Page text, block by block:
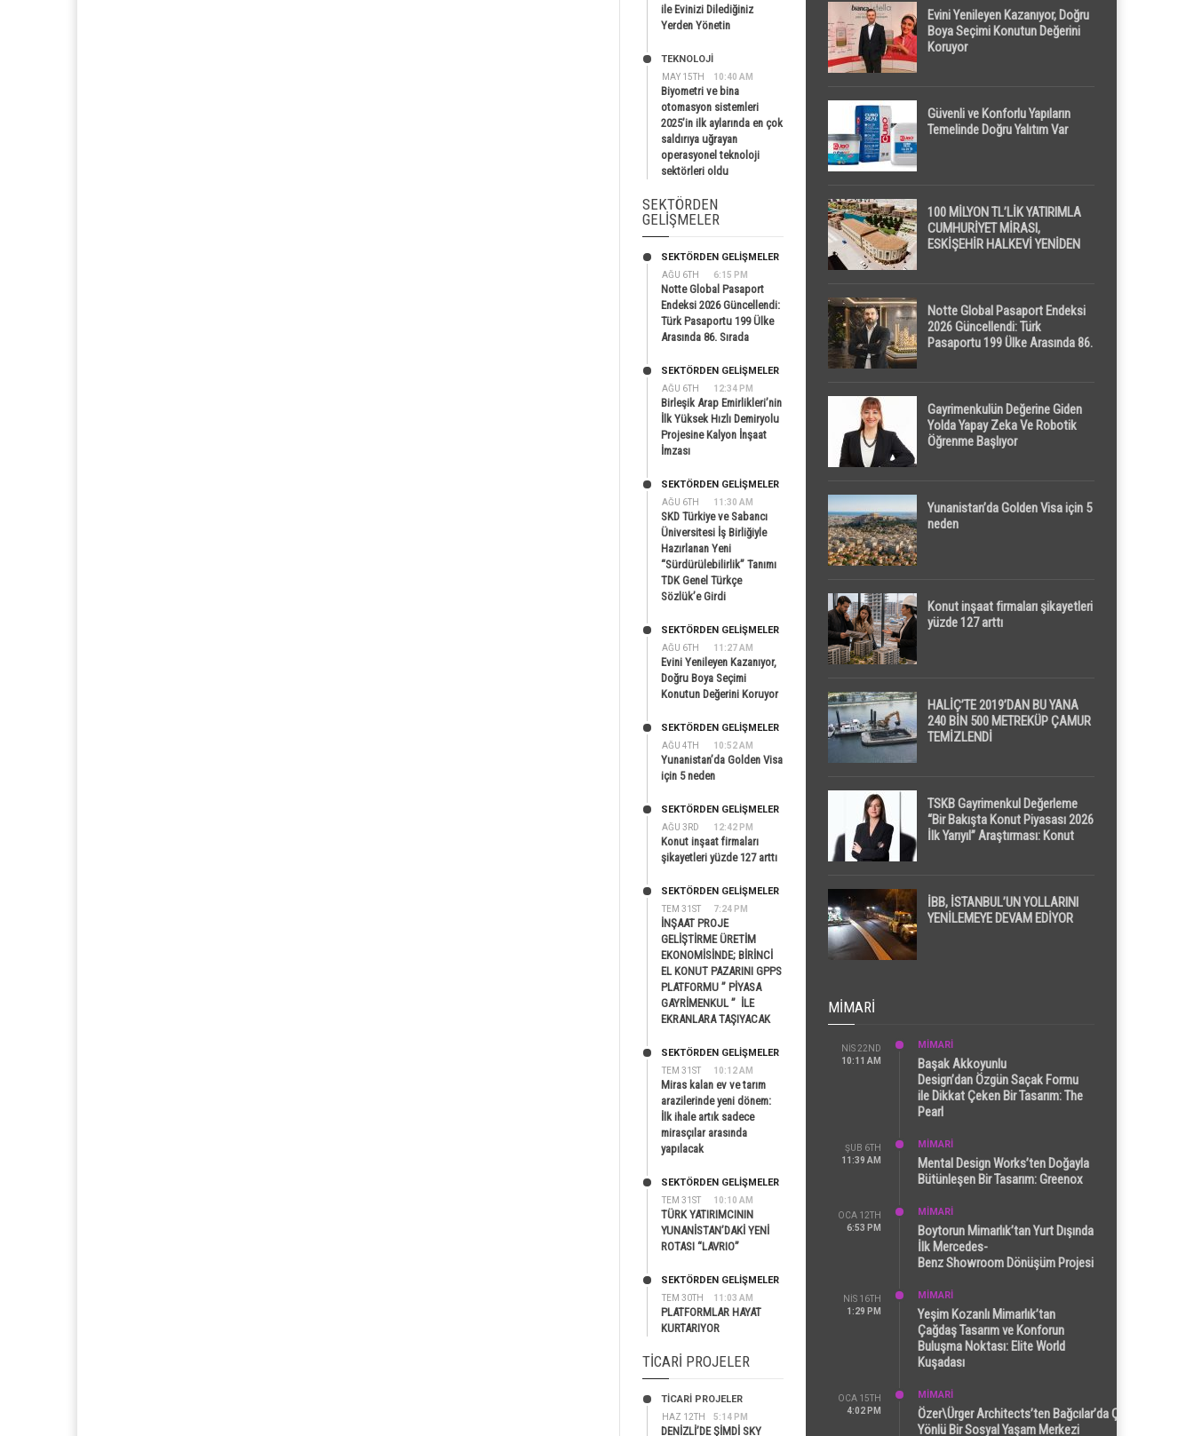
ile Evinizi Dilediğiniz
Yerden Yönetin
MAY 15TH 10:40 AM
TEKNOLOJİ
Biyometri ve bina
otomasyon sistemleri
2025’in ilk aylarında en çok
saldırıya uğrayan
operasyonel teknoloji
sektörleri oldu
SEKTÖRDEN
GELIŞMELER
AĞU 6TH 6:15 PM
SEKTÖRDEN GELIŞMELER
Notte Global Pasaport
Endeksi 2026 Güncellendi:
Türk Pasaportu 199 Ülke
Arasında 86. Sırada
AĞU 6TH 12:34 PM
SEKTÖRDEN GELIŞMELER
Birleşik Arap Emirlikleri’nin
İlk Yüksek Hızlı Demiryolu
Projesine Kalyon İnşaat
İmzası
AĞU 6TH 11:30 AM
SEKTÖRDEN GELIŞMELER
SKD Türkiye ve Sabancı
Üniversitesi İş Birliğiyle
Hazırlanan Yeni
“Sürdürülebilirlik” Tanımı
TDK Genel Türkçe
Sözlük’e Girdi
AĞU 6TH 11:27 AM
SEKTÖRDEN GELIŞMELER
Evini Yenileyen Kazanıyor,
Doğru Boya Seçimi
Konutun Değerini Koruyor
AĞU 4TH 10:52 AM
SEKTÖRDEN GELIŞMELER
Yunanistan’da Golden Visa
için 5 neden
AĞU 3RD 12:42 PM
SEKTÖRDEN GELIŞMELER
Konut inşaat firmaları
şikayetleri yüzde 127 arttı
TEM 31ST 7:24 PM
SEKTÖRDEN GELIŞMELER
İNŞAAT PROJE
GELİŞTİRME ÜRETİM
EKONOMİSİNDE; BİRİNCİ
EL KONUT PAZARINI GPPS
PLATFORMU ” PİYASA
GAYRİMENKUL ” İLE
EKRANLARA TAŞIYACAK
TEM 31ST 10:12 AM
SEKTÖRDEN GELIŞMELER
Miras kalan ev ve tarım
arazilerinde yeni dönem:
İlk ihale artık sadece
mirasçılar arasında
yapılacak
TEM 31ST 10:10 AM
SEKTÖRDEN GELIŞMELER
TÜRK YATIRIMCININ
YUNANİSTAN’DAKİ YENİ
ROTASI “LAVRIO”
TEM 30TH 11:03 AM
SEKTÖRDEN GELIŞMELER
PLATFORMLAR HAYAT
KURTARIYOR
TICARI PROJELER
HAZ 12TH 5:14 PM
TİCARİ PROJELER
DENİZLİ’DE ŞİMDİ SKY
Evini Yenileyen Kazanıyor, Doğru
Boya Seçimi Konutun Değerini
Koruyor
Güvenli ve Konforlu Yapıların
Temelinde Doğru Yalıtım Var
100 MİLYON TL’LİK YATIRIMLA
CUMHURİYET MİRASI,
ESKİŞEHİR HALKEVİ YENİDEN
Notte Global Pasaport Endeksi
2026 Güncellendi: Türk
Pasaportu 199 Ülke Arasında 86.
Gayrimenkulün Değerine Giden
Yolda Yapay Zeka Ve Robotik
Öğrenme Başlıyor
Yunanistan’da Golden Visa için 5
neden
Konut inşaat firmaları şikayetleri
yüzde 127 arttı
HALİÇ’TE 2019’DAN BU YANA
240 BİN 500 METREKÜP ÇAMUR
TEMİZLENDİ
TSKB Gayrimenkul Değerleme
“Bir Bakışta Konut Piyasası 2026
İlk Yarıyıl” Araştırması: Konut
Dikkat Çekti
İBB, İSTANBUL’UN YOLLARINI
YENİLEMEYE DEVAM EDİYOR
MIMARI
NIS 22ND
10:11 AM
MİMARİ
Başak Akkoyunlu
Design’dan Özgün Saçak Formu
ile Dikkat Çeken Bir Tasarım: The
Pearl
ŞUB 6TH
11:39 AM
MİMARİ
Mental Design Works’ten Doğayla
Bütünleşen Bir Tasarım: Greenox
OCA 12TH
6:53 PM
MİMARİ
Boytorun Mimarlık’tan Yurt Dışında
İlk Mercedes-
Benz Showroom Dönüşüm Projesi
NIS 16TH
1:29 PM
MİMARİ
Yeşim Kozanlı Mimarlık’tan
Çağdaş Tasarım ve Konforun
Buluşma Noktası: Elite World
Kuşadası
OCA 15TH
4:02 PM
MİMARİ
Özer\Ürger Architects’ten Bağcılar’da Çok
Yönlü Bir Sosyal Yaşam Merkezi